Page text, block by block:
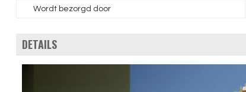
Wordt bezorgd door
DETAILS